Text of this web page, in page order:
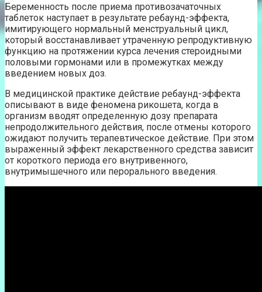
Беременность после приема противозачаточных
таблеток наступает в результате ребаунд-эффекта,
имитирующего нормальный менструальный цикл,
который восстанавливает утраченную репродуктивную
функцию на протяжении курса лечения стероидными
половыми гормонами или в промежутках между
введением новых доз.
В медицинской практике действие ребаунд-эффекта
описывают в виде феномена рикошета, когда в
организм вводят определенную дозу препарата
непродолжительного действия, после отмены которого
ожидают получить терапевтическое действие. При этом
выраженный эффект лекарственного средства зависит
от короткого периода его внутривенного,
внутримышечного или перорального введения.